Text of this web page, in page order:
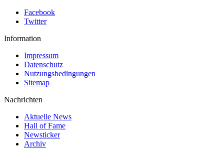
Facebook
Twitter
Information
Impressum
Datenschutz
Nutzungsbedingungen
Sitemap
Nachrichten
Aktuelle News
Hall of Fame
Newsticker
Archiv